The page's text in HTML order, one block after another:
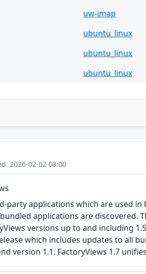
uw-imap
ubuntu_linux
ubuntu_linux
ubuntu_linux
2026-02-02 08:00
party applications which are used
applications are discovered.
versions up to and including
which includes updates to all
version 1.1. FactoryViews 1.7